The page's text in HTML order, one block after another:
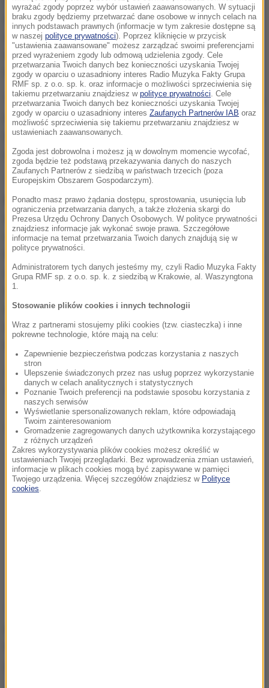
u wszystkich.W siedmiu pokojach zamknęła się
cała siódemka, co uznano za swoisty rekord
epidemii.Po raz pierwszy poinformowano o tak
licznej jednocześnie zakażonej rodzinie.
"Na szczęście mamy duży dom" - powiedział 27-letni
Filippo, cytowany przez dziennik "Il Messaggero".
Dodał: "Nasz dom stał się małą pustelnią, a życie
rodzinne uległo kompletnej rewolucji".
"Ten, kto się dobrze czuje, robi jedzenie i sprząta.
Każdy jest w izolacji. Siedem osób w siedmiu
osobnych pokojach. Z zakupami pomaga nam
ciocia i koledzy ojca" - wyjaśnił student prawa.
Podkreślił, że każdy spożywa posiłki w swoim pokoju,
a potem jeden z braci zbiera talerze i myje je w
wodzie o temperaturze 90 st. Celsjusza.
zamknięci są blisko siebie, rozmawiają przez
ścianę albo przez telefon czy nawet w czasie
Z mieszkającą obok babcią widują się tylko przez
szybę.
Dalsza część artykułu pod materiałem video:
wyrażać zgody poprzez wybór ustawień zaawansowanych. W sytuacji
braku zgody będziemy przetwarzać dane osobowe w innych celach na
innych podstawach prawnych (informacje w tym zakresie dostępne są
w naszej polityce prywatności). Poprzez kliknięcie w przycisk
"ustawienia zaawansowane" możesz zarządzać swoimi preferencjami
przed wyrażeniem zgody lub odmową udzielenia zgody. Cele
przetwarzania Twoich danych bez konieczności uzyskania Twojej
zgody w oparciu o uzasadniony interes Radio Muzyka Fakty Grupa
RMF sp. z o.o. sp. k. oraz informacje o możliwości sprzeciwienia się
takiemu przetwarzaniu znajdziesz w polityce prywatności. Cele
przetwarzania Twoich danych bez konieczności uzyskania Twojej
zgody w oparciu o uzasadniony interes Zaufanych Partnerów IAB oraz
możliwość sprzeciwienia się takiemu przetwarzaniu znajdziesz w
ustawieniach zaawansowanych.
Zgoda jest dobrowolna i możesz ją w dowolnym momencie wycofać,
zgoda będzie też podstawą przekazywania danych do naszych
Zaufanych Partnerów z siedzibą w państwach trzecich (poza
Europejskim Obszarem Gospodarczym).
Ponadto masz prawo żądania dostępu, sprostowania, usunięcia lub
ograniczenia przetwarzania danych, a także złożenia skargi do
Prezesa Urzędu Ochrony Danych Osobowych. W polityce prywatności
znajdziesz informacje jak wykonać swoje prawa. Szczegółowe
informacje na temat przetwarzania Twoich danych znajdują się w
polityce prywatności.
Administratorem tych danych jesteśmy my, czyli Radio Muzyka Fakty
Grupa RMF sp. z o.o. sp. k. z siedzibą w Krakowie, al. Waszyngtona
1.
Stosowanie plików cookies i innych technologii
Wraz z partnerami stosujemy pliki cookies (tzw. ciasteczka) i inne
pokrewne technologie, które mają na celu:
Zapewnienie bezpieczeństwa podczas korzystania z naszych
stron
Ulepszenie świadczonych przez nas usług poprzez wykorzystanie
danych w celach analitycznych i statystycznych
Poznanie Twoich preferencji na podstawie sposobu korzystania z
naszych serwisów
Wyświetlanie spersonalizowanych reklam, które odpowiadają
Twoim zainteresowaniom
Gromadzenie zagregowanych danych użytkownika korzystającego
z różnych urządzeń
Zakres wykorzystywania plików cookies możesz określić w
ustawieniach Twojej przeglądarki. Bez wprowadzenia zmian ustawień,
informacje w plikach cookies mogą być zapisywane w pamięci
Twojego urządzenia. Więcej szczegółów znajdziesz w Polityce
cookies.